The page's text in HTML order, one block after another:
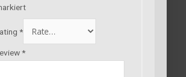
*
*